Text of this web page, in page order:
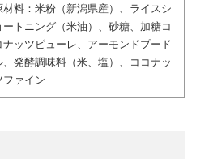
材料：米粉（新潟県産）、ライスシ
ートニング（米油）、砂糖、加糖コ
ナッツピューレ、アーモンドプード
、発酵調味料（米、塩）、ココナッ
ファイン